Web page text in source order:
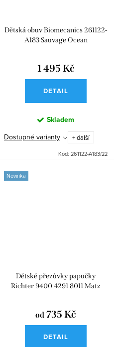
Dětská obuv Biomecanics 261122-
A183 Sauvage Ocean
1 495 Kč
DETAIL
Skladem
Dostupné varianty + další
Kód: 261122-A183/22
Novinka
Dětské přezůvky papučky
Richter 9400 4291 8011 Matz
od 735 Kč
DETAIL